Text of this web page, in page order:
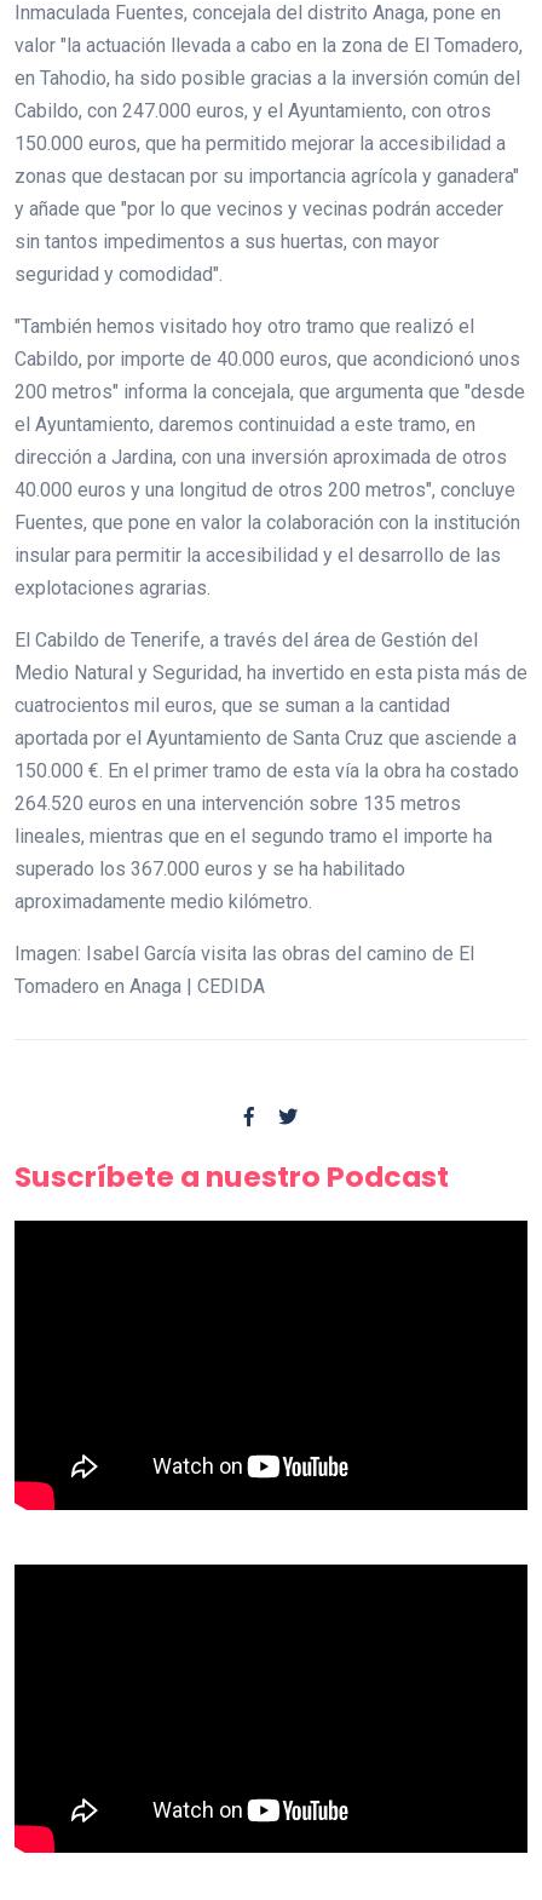
Inmaculada Fuentes, concejala del distrito Anaga, pone en
valor "la actuación llevada a cabo en la zona de El Tomadero,
en Tahodio, ha sido posible gracias a la inversión común del
Cabildo, con 247.000 euros, y el Ayuntamiento, con otros
150.000 euros, que ha permitido mejorar la accesibilidad a
zonas que destacan por su importancia agrícola y ganadera"
y añade que "por lo que vecinos y vecinas podrán acceder
sin tantos impedimentos a sus huertas, con mayor
seguridad y comodidad".
"También hemos visitado hoy otro tramo que realizó el
Cabildo, por importe de 40.000 euros, que acondicionó unos
200 metros" informa la concejala, que argumenta que "desde
el Ayuntamiento, daremos continuidad a este tramo, en
dirección a Jardina, con una inversión aproximada de otros
40.000 euros y una longitud de otros 200 metros", concluye
Fuentes, que pone en valor la colaboración con la institución
insular para permitir la accesibilidad y el desarrollo de las
explotaciones agrarias.
El Cabildo de Tenerife, a través del área de Gestión del
Medio Natural y Seguridad, ha invertido en esta pista más de
cuatrocientos mil euros, que se suman a la cantidad
aportada por el Ayuntamiento de Santa Cruz que asciende a
150.000 €. En el primer tramo de esta vía la obra ha costado
264.520 euros en una intervención sobre 135 metros
lineales, mientras que en el segundo tramo el importe ha
superado los 367.000 euros y se ha habilitado
aproximadamente medio kilómetro.
Imagen: Isabel García visita las obras del camino de El
Tomadero en Anaga | CEDIDA
Suscríbete a nuestro Podcast